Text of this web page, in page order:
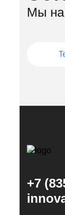
Мы на
+7